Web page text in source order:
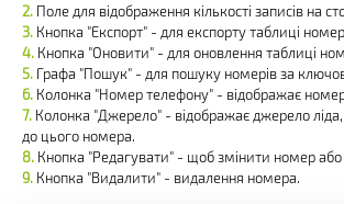
Поле для відображення кількості записів на
Кнопка "Експорт" - для експорту таблиці
Кнопка "Оновити" - для оновлення таблиці
Графа "Пошук" - для пошуку номерів за
Колонка "Номер телефону" - відображає
Колонка "Джерело" - відображає джерело
до цього номера.
Кнопка "Редагувати" - щоб змінити номер
Кнопка "Видалити" - видалення номера.